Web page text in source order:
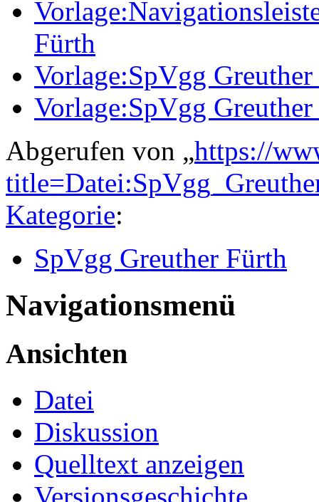
Fürth
Vorlage:SpVgg
Vorlage:SpVgg
Abgerufen von „https://
Kategorie:
SpVgg Greuther Fürth
Navigationsmenü
Ansichten
Datei
Diskussion
Quelltext anzeigen